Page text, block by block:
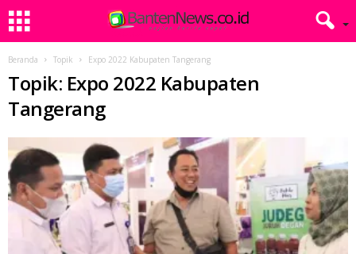
Beranda Topik Expo 2022 Kabupaten Tangerang
Topik: Expo 2022 Kabupaten
Tangerang